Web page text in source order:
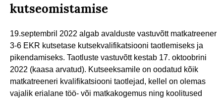
kutseomistamise
19.septembril 2022 algab avalduste vastuvõtt matkatreener
3-6 EKR kutsetase kutsekvalifikatsiooni taotlemiseks ja
pikendamiseks. Taotluste vastuvõtt kestab 17. oktoobrini
2022 (kaasa arvatud). Kutseeksamile on oodatud kõik
matkatreeneri kvalifikatsiooni taotlejad, kellel on olemas
vajalik erialane töö- või matkakogemus ning koolitused